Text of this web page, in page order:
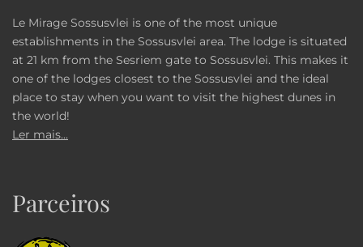
Le Mirage Sossusvlei is one of the most unique
establishments in the Sossusvlei area. The lodge is situated
at 21 km from the Sesriem gate to Sossusvlei. This makes it
one of the lodges closest to the Sossusvlei and the ideal
place to stay when you want to visit the highest dunes in
the world!
Ler mais...
Parceiros